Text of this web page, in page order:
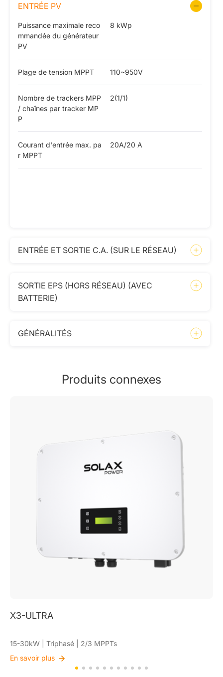
ENTRÉE PV
Puissance maximale reco
mmandée du générateur
PV
8 kWp
Plage de tension MPPT 110~950V
Nombre de trackers MPP
/ chaînes par tracker MP
P
2(1/1)
Courant d'entrée max. pa
r MPPT
20A/20 A
ENTRÉE ET SORTIE C.A. (SUR LE RÉSEAU)
SORTIE EPS (HORS RÉSEAU) (AVEC
BATTERIE)
GÉNÉRALITÉS
Produits connexes
X3 FIT G4
6-15kW | Couplé en courant alternatif
En savoir plus